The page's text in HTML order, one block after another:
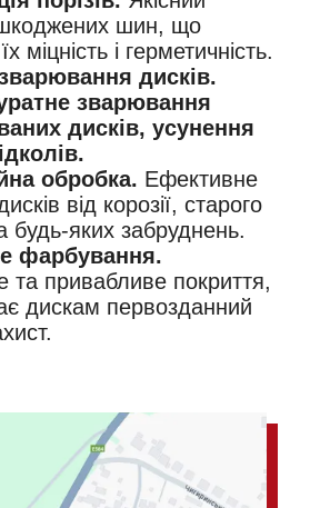
шин, що
міцність і герметичність.
дисків.
зварювання
дисків, усунення
обробка. Ефективне
від корозії, старого
будь-яких забруднень.
фарбування.
та привабливе покриття,
дискам первозданний